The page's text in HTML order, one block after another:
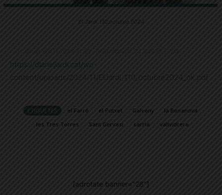
El Jardí 110,octubre 2024
https://diarieljardi.cat/wp-
content/uploads/2024/11/ElJardi_110_octubre2024_ok.pdf
ETIQUETES el Farró el Putxet Galvany
la Bonanova
les Tres Torres
Sant Gervasi sarria vallvidrera
[adrotate banner="28"]